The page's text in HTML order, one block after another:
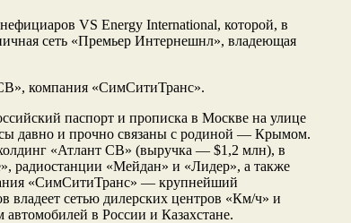
VS Energy International, которой, в
сеть «Премьер Интернешнл», владеющая
компания «СимСитиТранс».
паспорт и прописка в Москве на улице
давно и прочно связаны с родиной — Крымом.
«Атлант СВ» (выручка — $1,2 млн), в
радиостанции «Мейдан» и «Лидер», а также
«СимСитиТранс» — крупнейший
владеет сетью дилерских центров «Км/ч» и
в России и Казахстане.